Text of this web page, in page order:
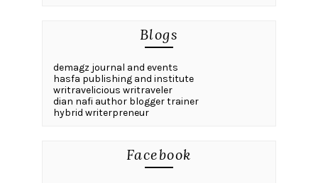
Blogs
demagz journal and events
hasfa publishing and institute
writravelicious writraveler
dian nafi author blogger trainer
hybrid writerpreneur
Facebook